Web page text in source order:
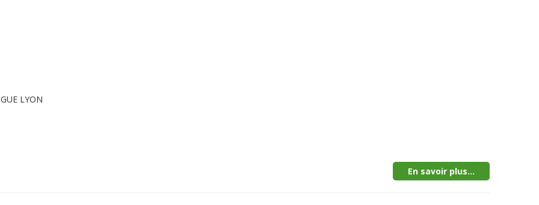
LYON
En savoir plus...